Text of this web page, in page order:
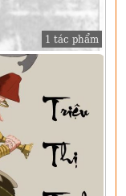
1 tác phẩm